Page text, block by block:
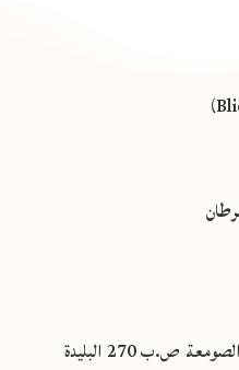
جامعة البليدة 1، طريق الصومعة ص.ب 270 البليدة